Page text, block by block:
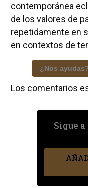
contemporánea
de los valores de
repetidamente en
en contextos de
¿Nos
Los comentarios
Sigue